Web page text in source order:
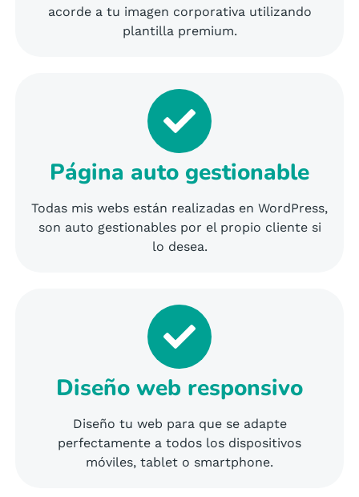
acorde a tu imagen corporativa utilizando
plantilla premium.
Página auto gestionable
Todas mis webs están realizadas en WordPress,
son auto gestionables por el propio cliente si
lo desea.
Diseño web responsivo
Diseño tu web para que se adapte
perfectamente a todos los dispositivos
móviles, tablet o smartphone.